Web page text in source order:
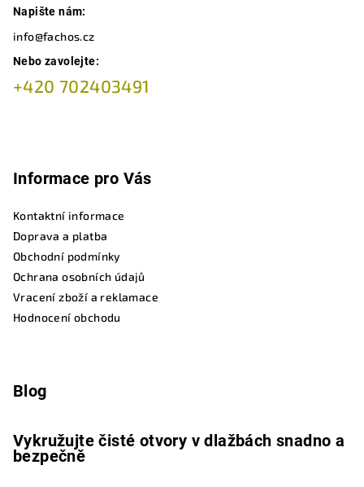
Napište nám:
info@fachos.cz
Nebo zavolejte:
+420 702403491
Informace pro Vás
Kontaktní informace
Doprava a platba
Obchodní podmínky
Ochrana osobních údajů
Vracení zboží a reklamace
Hodnocení obchodu
Blog
Vykružujte čisté otvory v dlažbách snadno a
bezpečně